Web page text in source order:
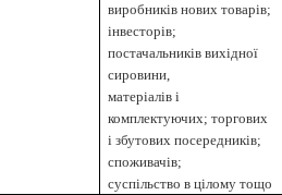
виробників нових товарів;
інвесторів;
постачальників вихідної
сировини,
матеріалів і
комплектуючих; торгових
і збутових посередників;
споживачів;
суспільство в цілому тощо